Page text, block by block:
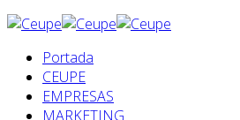
Portada
CEUPE
EMPRESAS
MARKETING